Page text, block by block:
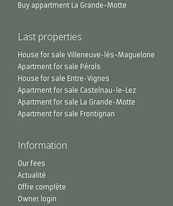
Buy appartment La Grande-Motte
Last properties
House for sale Villeneuve-lès-Maguelone
Apartment for sale Pérols
House for sale Entre-Vignes
Apartment for sale Castelnau-le-Lez
Apartment for sale La Grande-Motte
Apartment for sale Frontignan
Information
Our fees
Actualité
Offre complète
Owner login